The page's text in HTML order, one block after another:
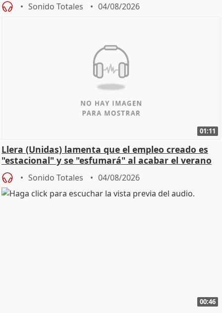
Sonido Totales 04/08/2026
01:11
Llera (Unidas) lamenta que el empleo creado es
"estacional" y se "esfumará" al acabar el verano
Sonido Totales 04/08/2026
00:46